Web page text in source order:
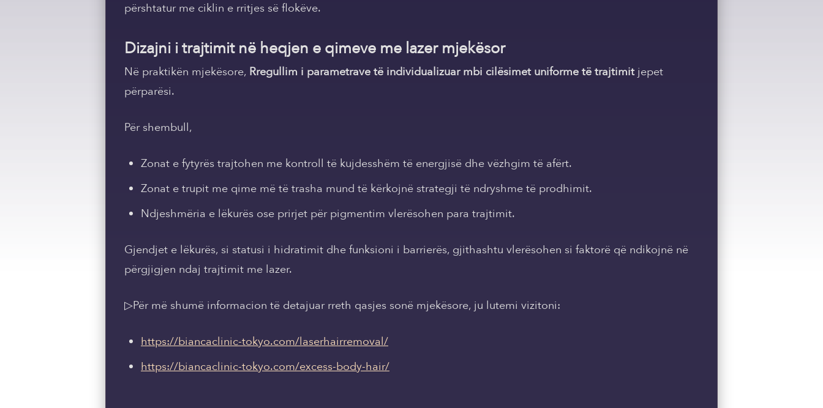
përshtatur me ciklin e rritjes së flokëve.
Dizajni i trajtimit në heqjen e qimeve me lazer mjekësor
Në praktikën mjekësore, Rregullim i parametrave të individualizuar mbi cilësimet uniforme të trajtimit jepet
përparësi.
Për shembull,
Zonat e fytyrës trajtohen me kontroll të kujdesshëm të energjisë dhe vëzhgim të afërt.
Zonat e trupit me qime më të trasha mund të kërkojnë strategji të ndryshme të prodhimit.
Ndjeshmëria e lëkurës ose prirjet për pigmentim vlerësohen para trajtimit.
Gjendjet e lëkurës, si statusi i hidratimit dhe funksioni i barrierës, gjithashtu vlerësohen si faktorë që ndikojnë në
përgjigjen ndaj trajtimit me lazer.
▷Për më shumë informacion të detajuar rreth qasjes sonë mjekësore, ju lutemi vizitoni:
https://biancaclinic-tokyo.com/laserhairremoval/
https://biancaclinic-tokyo.com/excess-body-hair/